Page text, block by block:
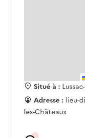
Situé à :
Adresse : lieu-
les-Châteaux